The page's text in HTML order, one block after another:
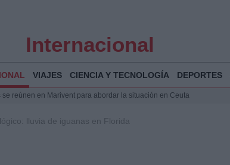
Internacional
VIAJES CIENCIA Y TECNOLOGÍA DEPORTES
se reúnen en Marivent para abordar la situación en Ceuta
Ceuta ante la presión migratoria y la falta de respuesta del Gobierno
lluvia de iguanas en Florida